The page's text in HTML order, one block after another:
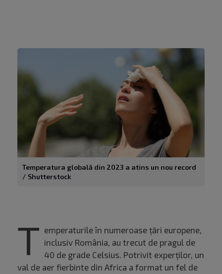
Temperatura globală din 2023 a atins un nou record
/ Shutterstock
T emperaturile în numeroase țări europene,
inclusiv România, au trecut de pragul de
40 de grade Celsius. Potrivit experților, un
val de aer fierbinte din Africa a format un fel de